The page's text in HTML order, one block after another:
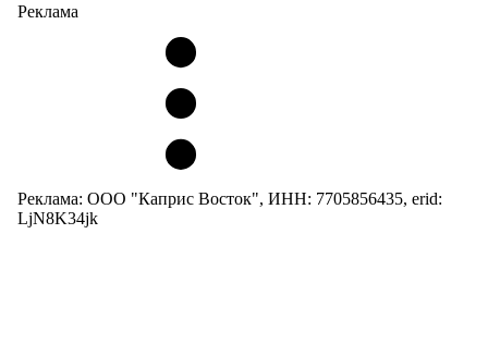
Реклама
Реклама: ООО "Каприс Восток", ИНН: 7705856435, erid:
LjN8K34jk